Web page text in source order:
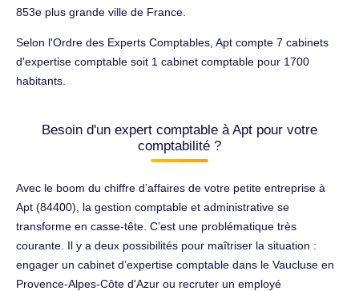
853e plus grande ville de France.
Selon l'Ordre des Experts Comptables, Apt compte 7 cabinets
d'expertise comptable soit 1 cabinet comptable pour 1700
habitants.
Besoin d'un expert comptable à Apt pour votre
comptabilité ?
Avec le boom du chiffre d’affaires de votre petite entreprise à
Apt (84400), la gestion comptable et administrative se
transforme en casse-tête. C’est une problématique très
courante. Il y a deux possibilités pour maîtriser la situation :
engager un cabinet d’expertise comptable dans le Vaucluse en
Provence-Alpes-Côte d'Azur ou recruter un employé